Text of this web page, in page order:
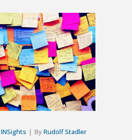
INSights ByRudolf Stadler